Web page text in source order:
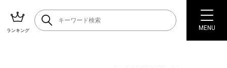
ランキング MENU